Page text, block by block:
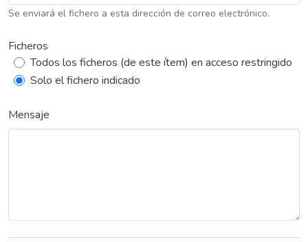
Se enviará el fichero a esta dirección de correo electrónico.
Ficheros
Todos los ficheros (de este ítem) en acceso restringido
Solo el fichero indicado
Mensaje